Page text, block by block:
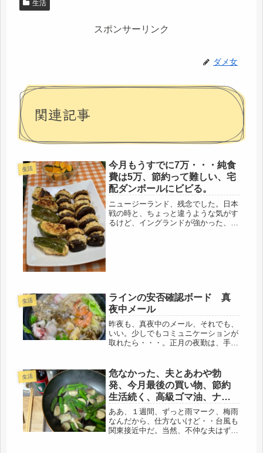
生活
スポンサーリンク
ダメ女
関連記事
生活
今月もうすでに7万・・・純食
費は5万、節約って難しい、宅
配ダンボールにビビる。
ニュージーランド、残念でした。日本
戦の時と、ちょっと違うような気がす
るけど、イングランドが強かった、と
生活
ラインの安否確認ボード 真
夜中メール
昨夜も、真夜中のメール、それでも、
いい。少しでもコミュニケーションが
取れたら・・・。正月の夜勤は、手当
て、疲れる筈。昼前には帰宅し、即、
寝て、起きたらシャワー浴びて夕方に
は出...
生活
危なかった、夫とあわや勃
発、今月最後の買い物、節約
生活続く、高級ゴマ油、ナス
旨し。
ああ、１週間、ずっと雨マーク、梅雨
なんだから、仕方ないけど・・台風も
関東接近中だ。当然、不仲な夫はずっ